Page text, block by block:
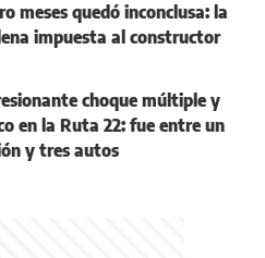
meses quedó inconclusa: la
impuesta al constructor
choque múltiple y
en la Ruta 22: fue entre un
y tres autos